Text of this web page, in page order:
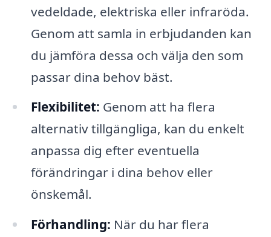
vedeldade, elektriska eller infraröda.
Genom att samla in erbjudanden kan
du jämföra dessa och välja den som
passar dina behov bäst.
Flexibilitet: Genom att ha flera
alternativ tillgängliga, kan du enkelt
anpassa dig efter eventuella
förändringar i dina behov eller
önskemål.
Förhandling: När du har flera